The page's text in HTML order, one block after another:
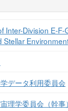
Inter-Division E-F-
Stellar
データ利用委員会
理学委員会（幹事）